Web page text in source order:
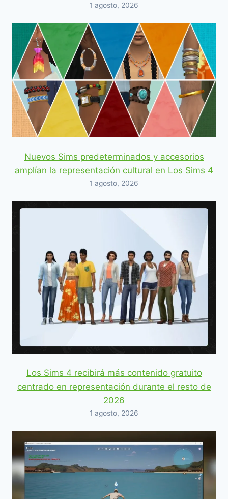
1 agosto, 2026
Nuevos Sims predeterminados y accesorios
amplían la representación cultural en Los Sims 4
1 agosto, 2026
Los Sims 4 recibirá más contenido gratuito
centrado en representación durante el resto de
2026
1 agosto, 2026